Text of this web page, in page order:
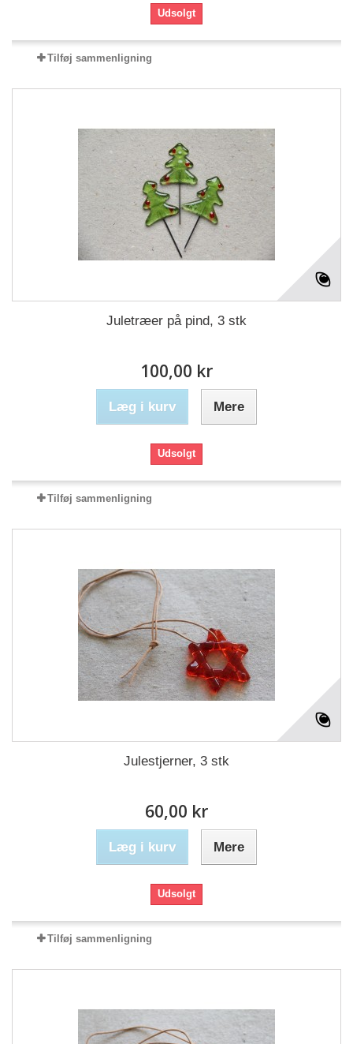
Udsolgt
Tilføj sammenligning
Juletræer på pind, 3 stk
100,00 kr
Læg i kurv Mere
Udsolgt
Tilføj sammenligning
Julestjerner, 3 stk
60,00 kr
Læg i kurv Mere
Udsolgt
Tilføj sammenligning